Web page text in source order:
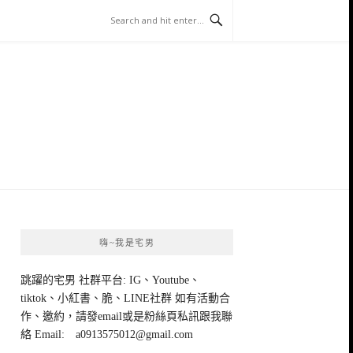
嗨~我是宅男
跳躍的宅男 社群平台: IG、Youtube、
tiktok、小紅書、脆、LINE社群 如有活動合
作、邀約，請發email或是粉絲頁私訊跟我聯
絡 Email: a0913575012@gmail.com